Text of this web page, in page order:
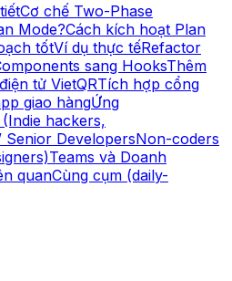
Cơ chế Two-Phase
Mode?Cách kích hoạt Plan
tốtVí dụ thực tếRefactor
sang HooksThêm
tử VietQRTích hợp cổng
giao hàngỨng
hackers,
Senior DevelopersNon-coders
Teams và Doanh
quanCùng cụm (daily-